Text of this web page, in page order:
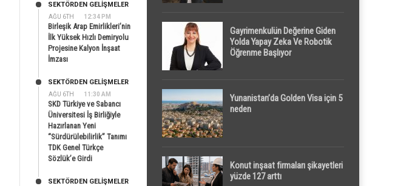
AĞU 6TH 12:34 PM
SEKTÖRDEN GELIŞMELER
Birleşik Arap Emirlikleri’nin
İlk Yüksek Hızlı Demiryolu
Projesine Kalyon İnşaat
İmzası
AĞU 6TH 11:30 AM
SEKTÖRDEN GELIŞMELER
SKD Türkiye ve Sabancı
Üniversitesi İş Birliğiyle
Hazırlanan Yeni
“Sürdürülebilirlik” Tanımı
TDK Genel Türkçe
Sözlük’e Girdi
SEKTÖRDEN GELIŞMELER
Gayrimenkulün Değerine Giden
Yolda Yapay Zeka Ve Robotik
Öğrenme Başlıyor
Yunanistan’da Golden Visa için 5
neden
Konut inşaat firmaları şikayetleri
yüzde 127 arttı